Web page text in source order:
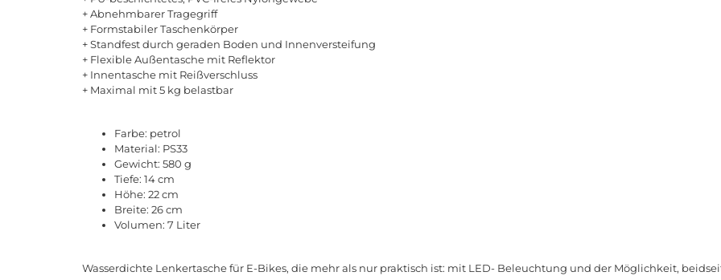
+ Abnehmbarer Tragegriff
+ Formstabiler Taschenkörper
+ Standfest durch geraden Boden und Innenversteifung
+ Flexible Außentasche mit Reflektor
+ Innentasche mit Reißverschluss
+ Maximal mit 5 kg belastbar
Farbe: petrol
Material: PS33
Gewicht: 580 g
Tiefe: 14 cm
Höhe: 22 cm
Breite: 26 cm
Volumen: 7 Liter
Wasserdichte Lenkertasche für E-Bikes, die mehr als nur praktisch ist: mit LED- Beleuchtung und der Möglichkeit,